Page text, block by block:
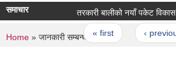
समाचार तरकारी बालीको नयाँ पकेट
Pages
« first ‹
You are here
Home » जानकारी सम्बन्धमा ।